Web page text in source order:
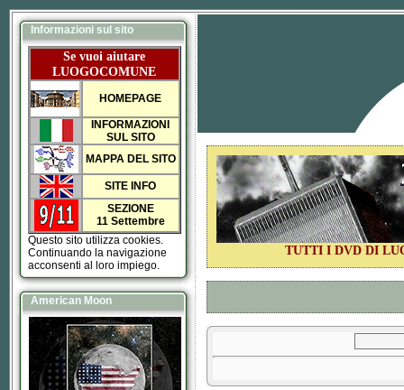
Informazioni sul sito
Se vuoi aiutare
LUOGOCOMUNE
HOMEPAGE
INFORMAZIONI
SUL SITO
MAPPA DEL SITO
SITE INFO
SEZIONE
11 Settembre
Questo sito utilizza cookies.
Continuando la navigazione
acconsenti al loro impiego.
American Moon
TUTTI I DVD DI